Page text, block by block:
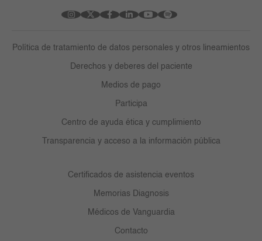
Política de tratamiento de datos personales y otros lineamientos
Derechos y deberes del paciente
Medios de pago
Participa
Centro de ayuda ética y cumplimiento
Transparencia y acceso a la información pública
Certificados de asistencia eventos
Memorias Diagnosis
Médicos de Vanguardia
Contacto